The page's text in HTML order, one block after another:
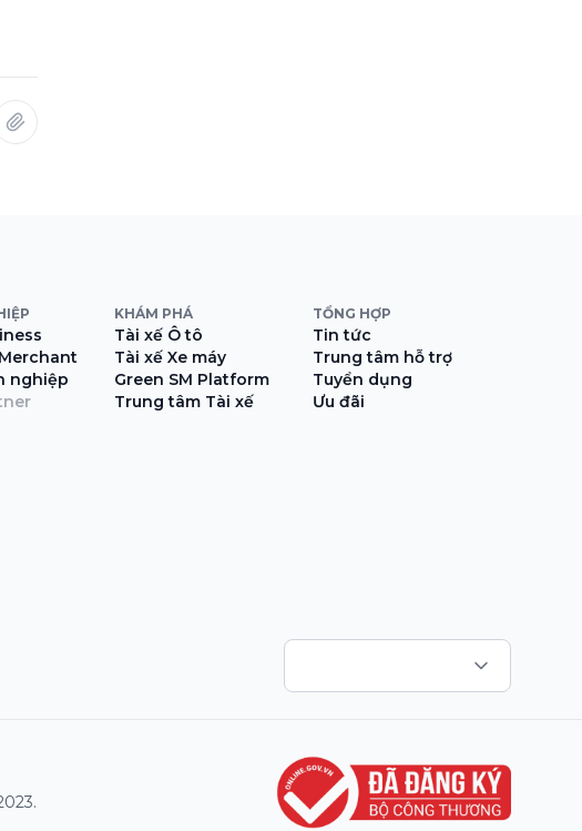
nghiệp
KHÁM PHÁ
Tài xế Ô tô
Tài xế Xe máy
Green SM Platform
Trung tâm Tài xế
TỔNG HỢP
Tin tức
Trung tâm hỗ trợ
Tuyển dụng
Ưu đãi